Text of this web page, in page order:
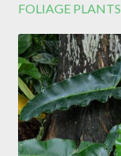
FOLIAGE PLANTS